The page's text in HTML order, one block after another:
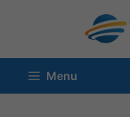
contenuto
Menu